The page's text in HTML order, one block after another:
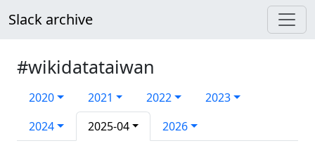
Slack archive
#wikidatataiwan
2020 2021 2022
2023
2024
2025-04 2026